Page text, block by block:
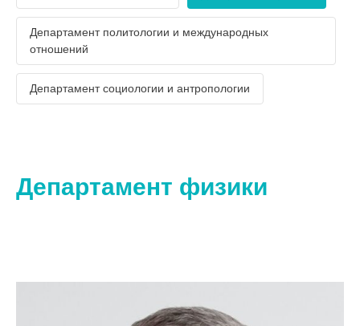
Департамент политологии и международных
отношений
Департамент социологии и антропологии
Департамент физики